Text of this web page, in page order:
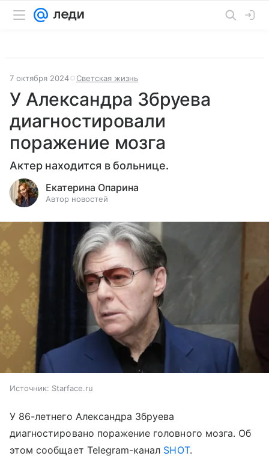
7 октября 2024 Светская жизнь
У Александра Збруева
диагностировали
поражение мозга
Актер находится в больнице.
Екатерина Опарина
Автор новостей
Источник: Starface.ru
У 86-летнего Александра Збруева
диагностировано поражение головного мозга. Об
этом сообщает Telegram-канал SHOT.